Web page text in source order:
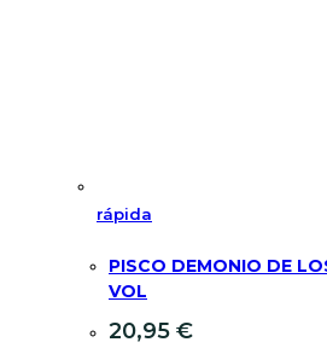
rápida
PISCO DEMONIO DE
VOL
20,95 €